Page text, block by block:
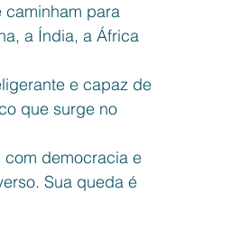
caminham para
a Índia, a África
e capaz de
que surge no
com democracia e
Sua queda é